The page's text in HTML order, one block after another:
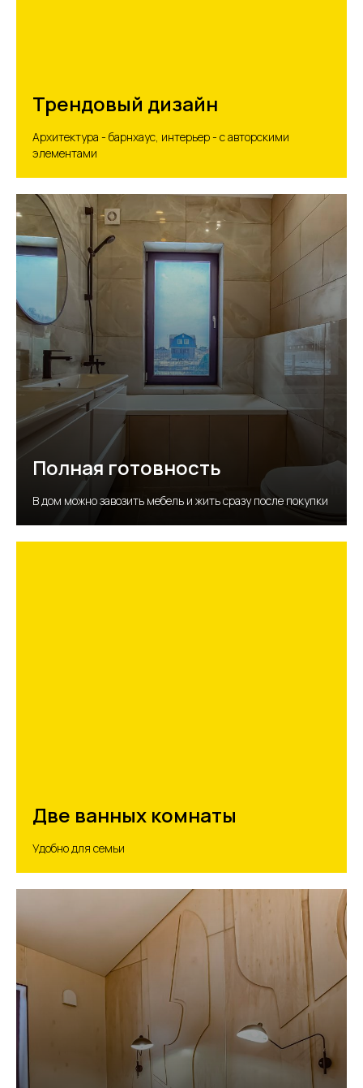
Трендовый дизайн
Архитектура - барнхаус, интерьер - с авторскими
элементами
Полная готовность
В дом можно завозить мебель и жить сразу после покупки
Две ванных комнаты
Удобно для семьи